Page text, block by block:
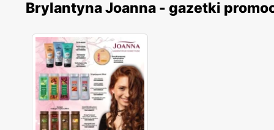
Brylantyna Joanna - gazetki